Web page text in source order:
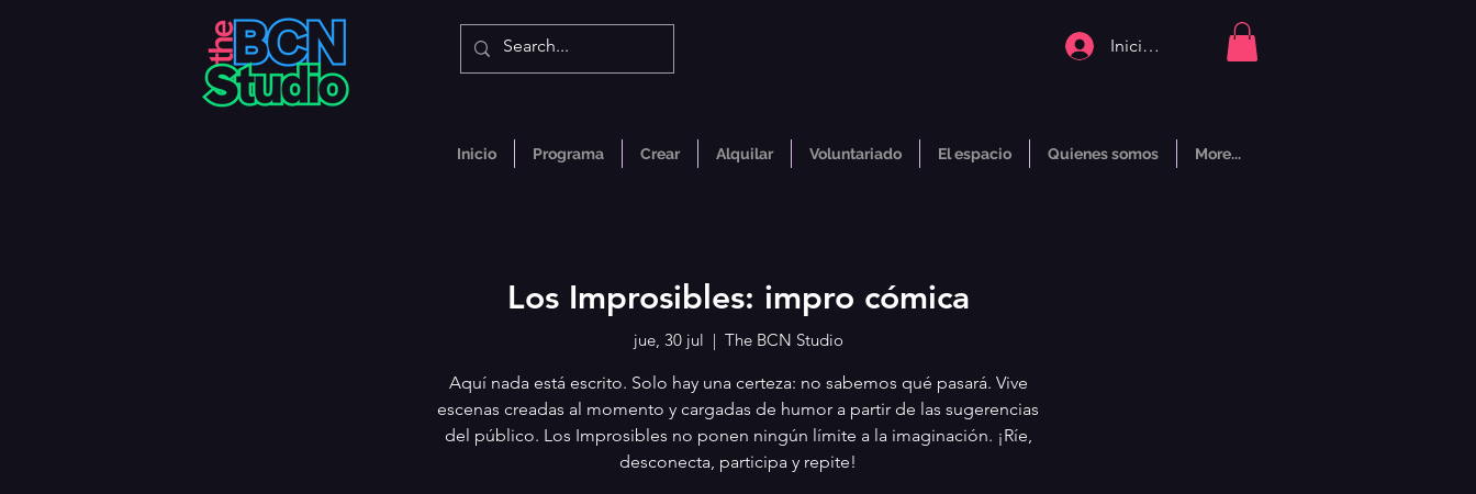
Iniciar sesión
Inicio Programa Crear Alquilar Voluntariado El espacio Quienes somos More...
Los Improsibles: impro cómica
jue, 30 jul
  |
The BCN Studio
Aquí nada está escrito. Solo hay una certeza: no sabemos qué pasará. Vive
escenas creadas al momento y cargadas de humor a partir de las sugerencias
del público. Los Improsibles no ponen ningún límite a la imaginación. ¡Ríe,
desconecta, participa y repite!